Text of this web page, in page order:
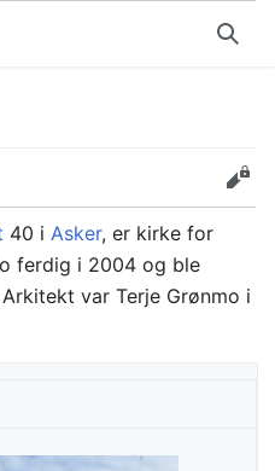
Søk
Rediger
40 i Asker, er kirke for
ferdig i 2004 og ble
var Terje Grønmo i